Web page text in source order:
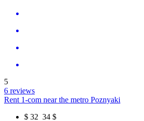
5
6 reviews
Rent 1-com near the metro Poznyaki
$ 32 34 $